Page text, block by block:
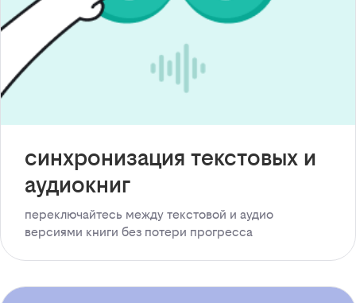
синхронизация текстовых и
аудиокниг
переключайтесь между текстовой и аудио
версиями книги без потери прогресса